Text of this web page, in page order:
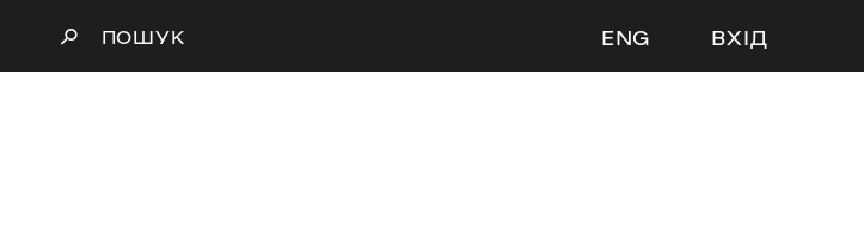
ПОШУК ENG ВХІД